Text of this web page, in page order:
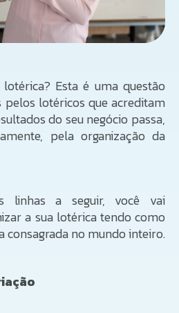
Esta é uma questão
pelos lotéricos que acreditam
do seu negócio passa,
pela organização da
linhas a seguir, você vai
a sua lotérica tendo como
consagrada no mundo inteiro.